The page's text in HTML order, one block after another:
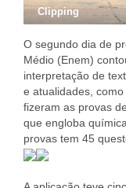
Clipping
O segundo dia de
Médio (Enem)
interpretação de
e atualidades,
fizeram as provas
que engloba
provas tem 45